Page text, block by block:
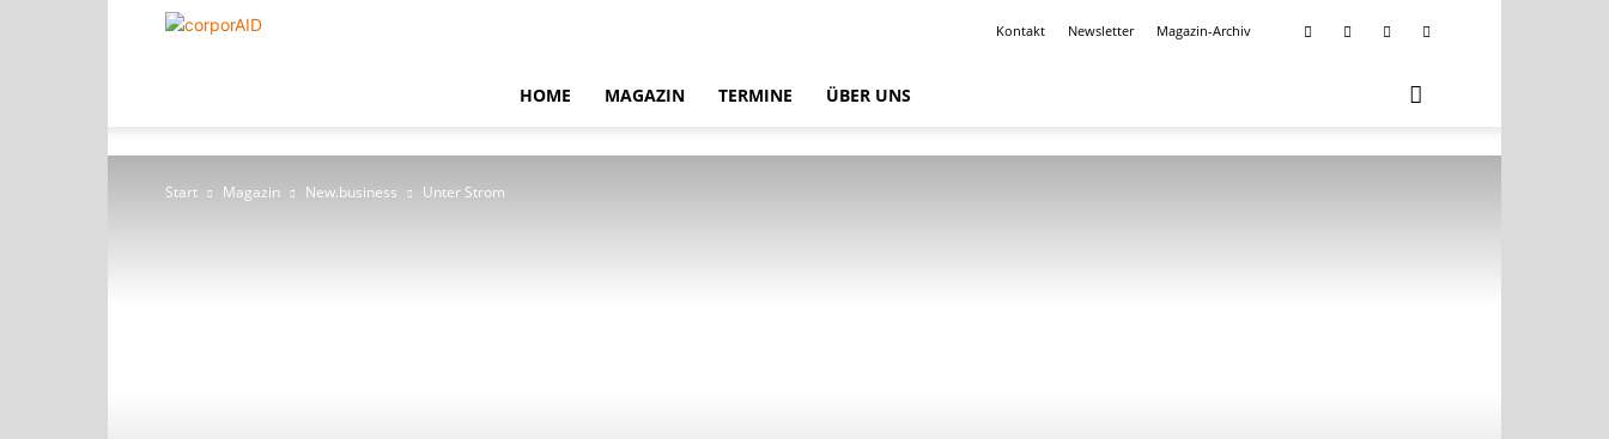
corporAID
Kontakt Newsletter Magazin-Archiv
HOME MAGAZIN TERMINE ÜBER UNS
Start Magazin New.business Unter Strom